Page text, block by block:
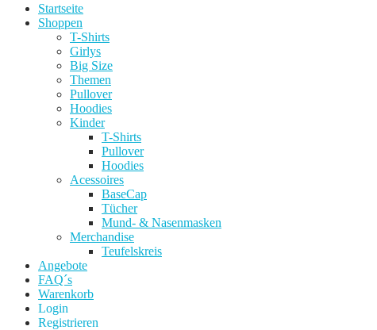
Startseite
Shoppen
T-Shirts
Girlys
Big Size
Themen
Pullover
Hoodies
Kinder
T-Shirts
Pullover
Hoodies
Acessoires
BaseCap
Tücher
Mund- & Nasenmasken
Merchandise
Teufelskreis
Angebote
FAQ´s
Warenkorb
Login
Registrieren